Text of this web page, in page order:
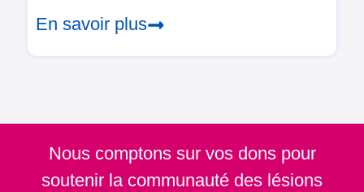
En savoir plus
Nous comptons sur vos dons pour
soutenir la communauté des lésions